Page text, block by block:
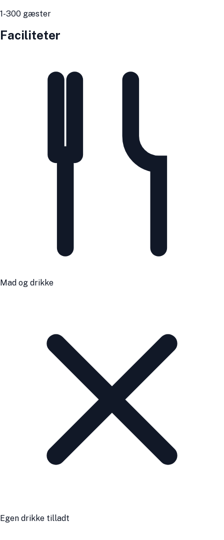
1-300 gæster
Faciliteter
Mad og drikke
Egen drikke tilladt